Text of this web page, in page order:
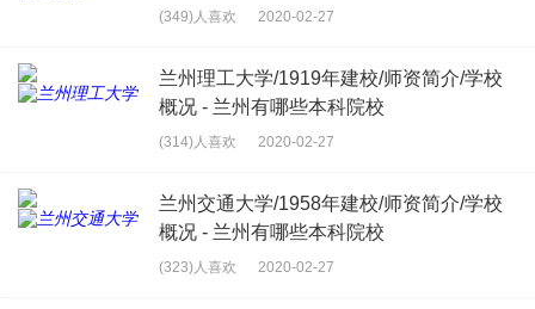
" alt="兰州交通大
学博文学院/2002
(349)人喜欢 2020-02-27
学/1919年建校/
师资简介/学校概
兰州理工大学/1919年建校/师资简介/学校
概况 - 兰州有哪些本科院校
(314)人喜欢 2020-02-27
兰州交通大学/1958年建校/师资简介/学校
概况 - 兰州有哪些本科院校
(323)人喜欢 2020-02-27